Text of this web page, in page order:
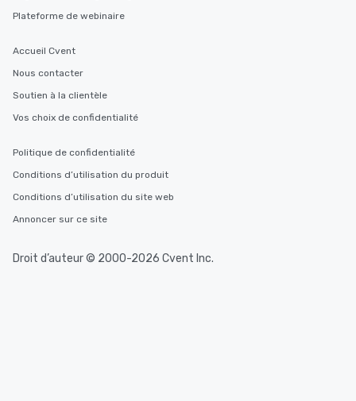
Plateforme de webinaire
Accueil Cvent
Nous contacter
Soutien à la clientèle
Vos choix de confidentialité
Politique de confidentialité
Conditions d’utilisation du produit
Conditions d’utilisation du site web
Annoncer sur ce site
Droit d’auteur © 2000-2026 Cvent Inc.